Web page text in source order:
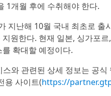
1개월 후에 수취해야 한다.
지난해 10월 국내 최초로
원한다. 현재 일본, 싱가포
확대할 예정이다.
와 관련된 상세 정보는 공식
용 사이트(https://